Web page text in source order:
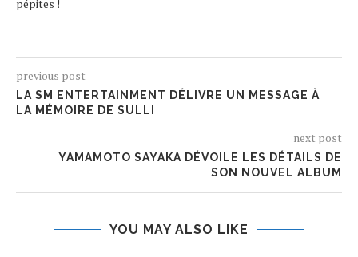
pépites !
previous post
LA SM ENTERTAINMENT DÉLIVRE UN MESSAGE À
LA MÉMOIRE DE SULLI
next post
YAMAMOTO SAYAKA DÉVOILE LES DÉTAILS DE
SON NOUVEL ALBUM
YOU MAY ALSO LIKE